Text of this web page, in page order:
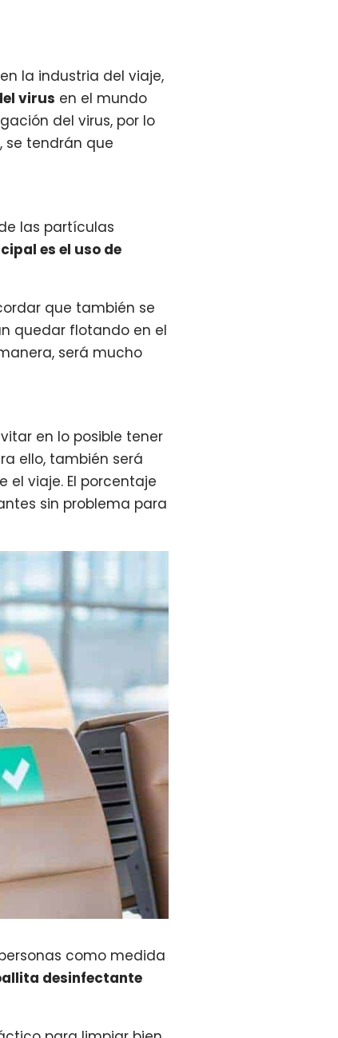
la industria del viaje,
virus en el mundo
del virus, por lo
se tendrán que
las partículas
es el uso de
que también se
quedar flotando en el
será mucho
en lo posible tener
ello, también será
viaje. El porcentaje
sin problema para
como medida
desinfectante